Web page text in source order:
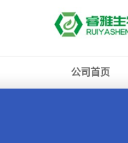
公司首页